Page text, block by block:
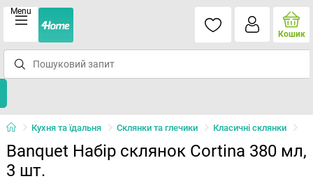
Menu
Кошик
Кухня та їдальня Склянки та глечики Класичні склянки
Banquet Набір склянок Cortina 380 мл,
3 шт.